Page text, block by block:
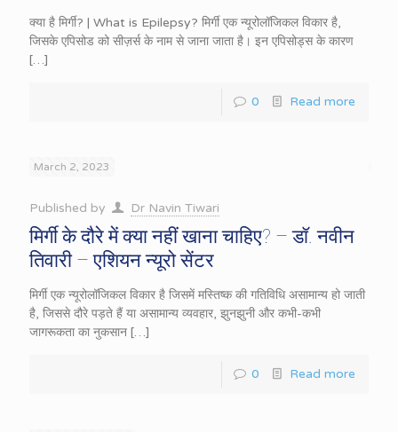
क्या है मिर्गी? | What is Epilepsy? मिर्गी एक न्यूरोलॉजिकल विकार है,
जिसके एपिसोड को सीज़र्स के नाम से जाना जाता है। इन एपिसोड्स के कारण
[…]
0 Read more
March 2, 2023
Published by Dr Navin Tiwari
मिर्गी के दौरे में क्या नहीं खाना चाहिए? – डॉ. नवीन
तिवारी – एशियन न्यूरो सेंटर
मिर्गी एक न्यूरोलॉजिकल विकार है जिसमें मस्तिष्क की गतिविधि असामान्य हो जाती
है, जिससे दौरे पड़ते हैं या असामान्य व्यवहार, झुनझुनी और कभी-कभी
जागरूकता का नुकसान […]
0 Read more